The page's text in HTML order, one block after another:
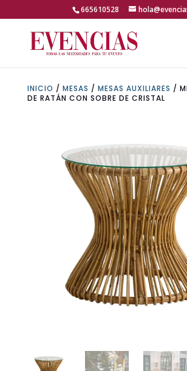
665610528
INICIO / MESAS / MESAS AUXILIARES /
DE RATÁN CON SOBRE DE CRISTAL
Abrir barra de herramientas